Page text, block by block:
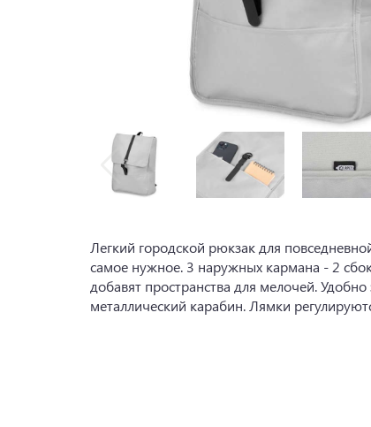
Легкий городской рюкзак для
самое нужное. 3 наружных кармана - 2
добавят пространства для мелочей. Удобно
металлический карабин. Лямки